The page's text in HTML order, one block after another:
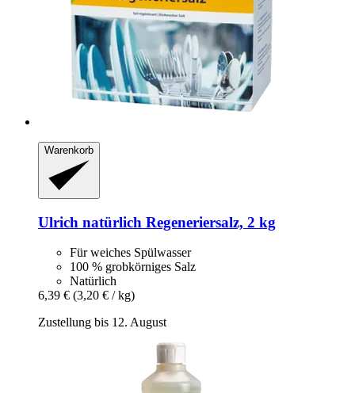
Warenkorb
Ulrich natürlich Regeneriersalz, 2 kg
Für weiches Spülwasser
100 % grobkörniges Salz
Natürlich
6,39 € (3,20 € / kg)
Zustellung bis 12. August